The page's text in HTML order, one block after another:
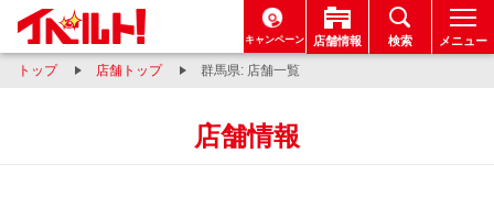
キャンペーン 店舗情報 検索 メニュー
トップ 店舗トップ 群馬県: 店舗一覧
店舗情報